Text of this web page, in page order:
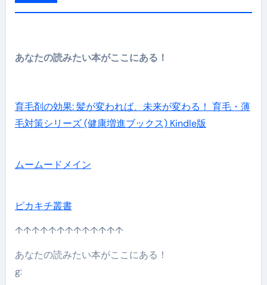
あなたの読みたい本がここにある！
育毛剤の効果: 髪が変われば、未来が変わる！ 育毛・薄
毛対策シリーズ (健康増進ブックス) Kindle版
ムームードメイン
ピカキチ叢書
↑↑↑↑↑↑↑↑↑↑↑↑↑
あなたの読みたい本がここにある！
g: